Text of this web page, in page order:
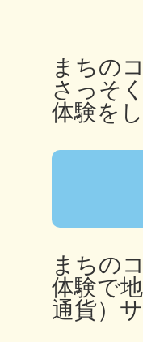
まちの
さっそ
体験を
まちの
体験で
通貨）